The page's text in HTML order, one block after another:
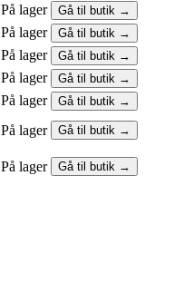
På lager Gå til butik →
På lager Gå til butik →
På lager Gå til butik →
På lager Gå til butik →
På lager Gå til butik →
På lager Gå til butik →
På lager Gå til butik →